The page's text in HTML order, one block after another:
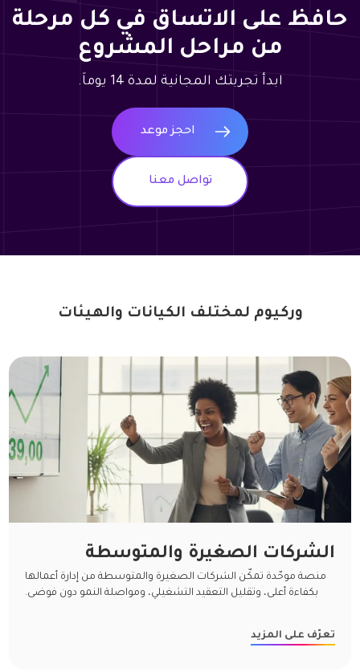
حافظ على الاتساق في كل مرحلة
من مراحل المشروع
ابدأ تجربتك المجانية لمدة 14 يوماً.
احجز موعد
تواصل معنا
وركيوم لمختلف الكيانات والهيئات
الشركات الصغيرة والمتوسطة
منصة موحّدة تمكّن الشركات الصغيرة والمتوسطة من إدارة أعمالها
بكفاءة أعلى، وتقليل التعقيد التشغيلي، ومواصلة النمو دون فوضى.
تعرّف على المزيد